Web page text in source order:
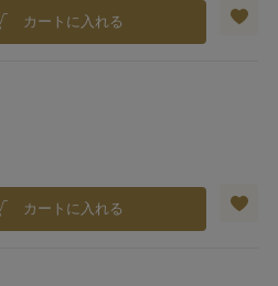
カートに入れる
カートに入れる